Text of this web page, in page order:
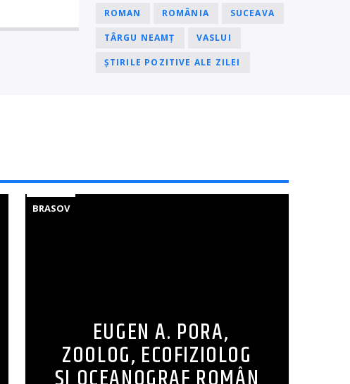
ROMAN ROMÂNIA SUCEAVA
TÂRGU NEAMȚ VASLUI
ȘTIRILE POZITIVE ALE ZILEI
BRASOV
EUGEN A. PORA,
ZOOLOG, ECOFIZIOLOG